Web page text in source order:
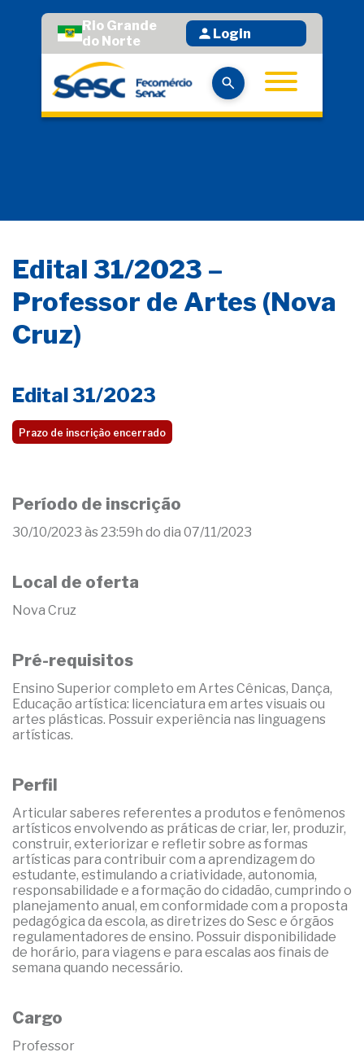
Rio Grande
do Norte
Login
Edital 31/2023 –
Professor de Artes (Nova
Cruz)
Edital 31/2023
Prazo de inscrição encerrado
Período de inscrição
30/10/2023 às 23:59h do dia 07/11/2023
Local de oferta
Nova Cruz
Pré-requisitos
Ensino Superior completo em Artes Cênicas, Dança,
Educação artística: licenciatura em artes visuais ou
artes plásticas. Possuir experiência nas linguagens
artísticas.
Perfil
Articular saberes referentes a produtos e fenômenos
artísticos envolvendo as práticas de criar, ler, produzir,
construir, exteriorizar e refletir sobre as formas
artísticas para contribuir com a aprendizagem do
estudante, estimulando a criatividade, autonomia,
responsabilidade e a formação do cidadão, cumprindo o
planejamento anual, em conformidade com a proposta
pedagógica da escola, as diretrizes do Sesc e órgãos
regulamentadores de ensino. Possuir disponibilidade
de horário, para viagens e para escalas aos finais de
semana quando necessário.
Cargo
Professor